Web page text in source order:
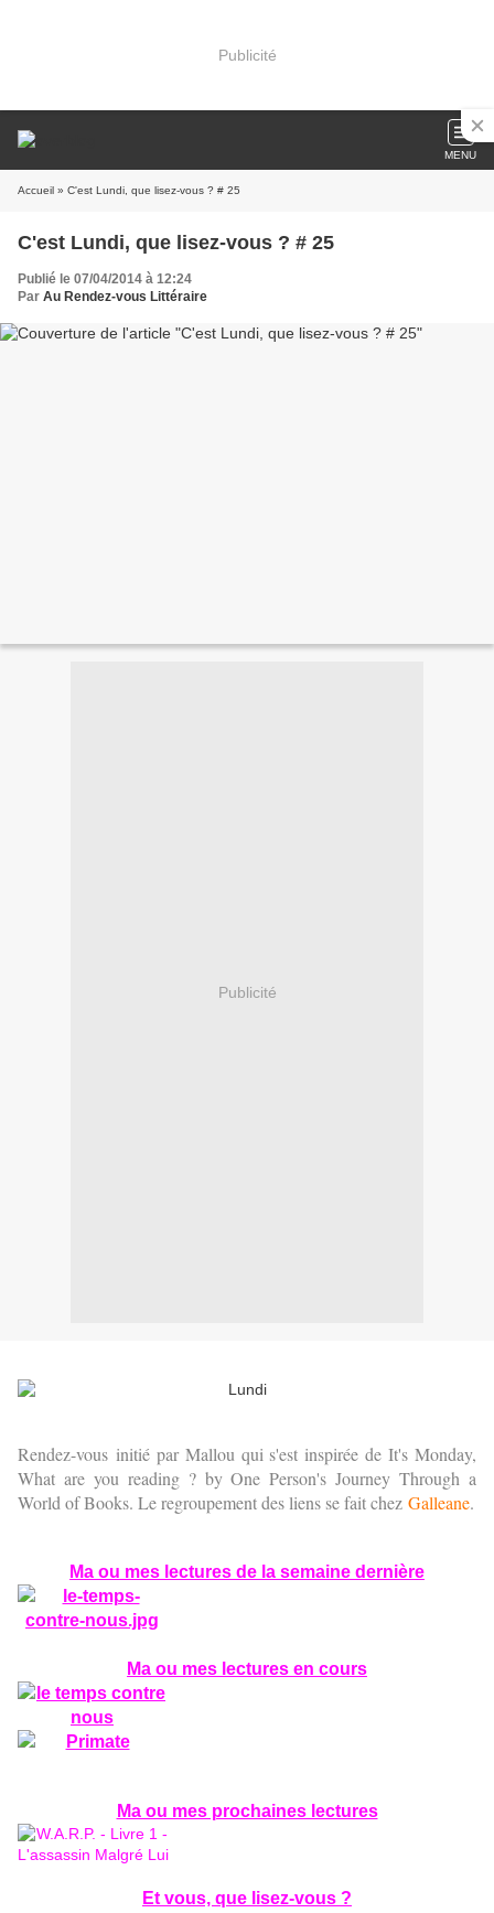
Publicité
MENU
Accueil » C'est Lundi, que lisez-vous ? # 25
C'est Lundi, que lisez-vous ? # 25
Publié le 07/04/2014 à 12:24
Par Au Rendez-vous Littéraire
Publicité
Rendez-vous initié par Mallou qui s'est inspirée de It's Monday,
What are you reading ? by One Person's Journey Through a
World of Books. Le regroupement des liens se fait chez Galleane.
Ma ou mes lectures de la semaine dernière
Ma ou mes lectures en cours
Ma ou mes prochaines lectures
Et vous, que lisez-vous ?